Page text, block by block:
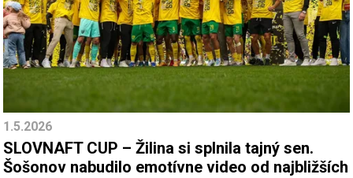
1.5.2026
SLOVNAFT CUP – Žilina si splnila tajný sen.
Šošonov nabudilo emotívne video od najbližších